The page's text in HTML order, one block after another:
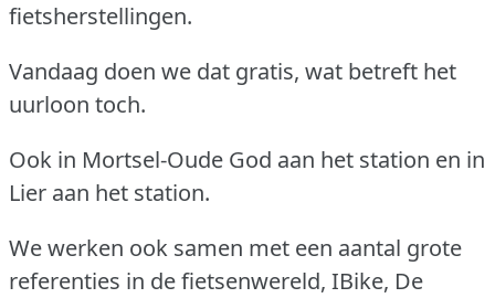
fietsherstellingen.
Vandaag doen we dat gratis, wat betreft het
uurloon toch.
Ook in Mortsel-Oude God aan het station en in
Lier aan het station.
We werken ook samen met een aantal grote
referenties in de fietsenwereld, IBike, De